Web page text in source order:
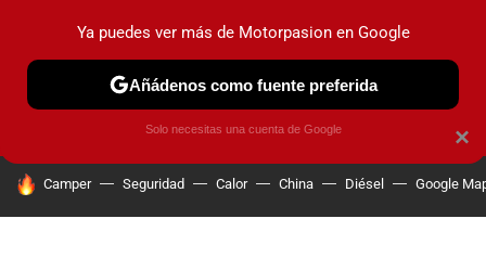
PRUEBAS COCHES ELÉCTRICOS OBSERVATORIO
HOY SE HABLA DE
Camper Seguridad Calor China Diésel Google
×
Ya puedes ver más de Motorpasion en Google
Añádenos como fuente preferida
Solo necesitas una cuenta de Google